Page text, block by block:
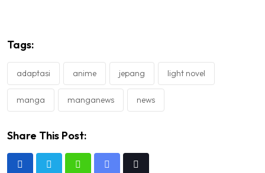
Tags:
adaptasi anime jepang light novel
manga manganews news
Share This Post: